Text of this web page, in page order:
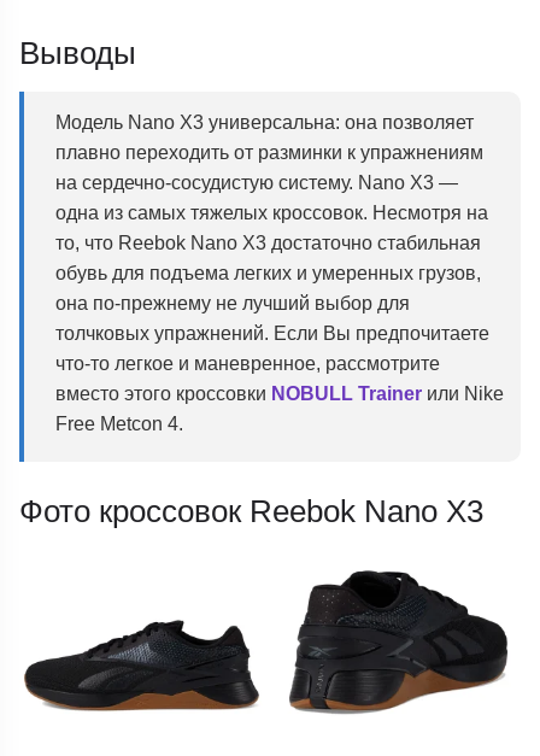
Выводы
Модель Nano X3 универсальна: она позволяет
плавно переходить от разминки к упражнениям
на сердечно-сосудистую систему. Nano X3 —
одна из самых тяжелых кроссовок. Несмотря на
то, что Reebok Nano X3 достаточно стабильная
обувь для подъема легких и умеренных грузов,
она по-прежнему не лучший выбор для
толчковых упражнений. Если Вы предпочитаете
что-то легкое и маневренное, рассмотрите
вместо этого кроссовки NOBULL Trainer или Nike
Free Metcon 4.
Фото кроссовок Reebok Nano X3